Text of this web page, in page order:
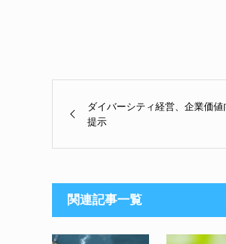
ダイバーシティ経営、企業価
提示
関連記事一覧